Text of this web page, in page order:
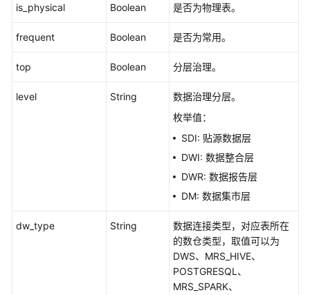
批
is_physical Boolean 是否为物理表。
frequent Boolean 是否为常用。
top Boolean 分层治理。
level String
数据治理分层。
枚举值：
SDI: 贴源数据层
DWI: 数据整合层
DWR: 数据报告层
DM: 数据集市层
dw_type String
数据连接类型，对应表所在
的数仓类型，取值可以为
DWS、MRS_HIVE、
POSTGRESQL、
MRS_SPARK、